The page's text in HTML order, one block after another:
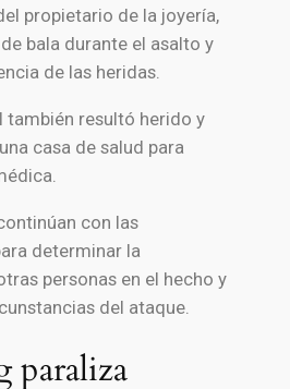
propietario de la joyería,
bala durante el asalto y
de las heridas.
también resultó herido y
casa de salud para
con las
determinar la
personas en el hecho y
del ataque.
paraliza